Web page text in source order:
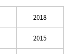
2018
2015